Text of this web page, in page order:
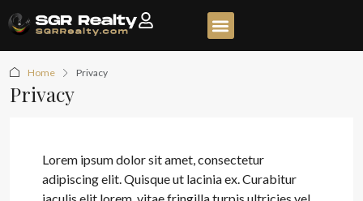
Home Privacy
Privacy
Lorem ipsum dolor sit amet, consectetur
adipiscing elit. Quisque ut lacinia ex. Curabitur